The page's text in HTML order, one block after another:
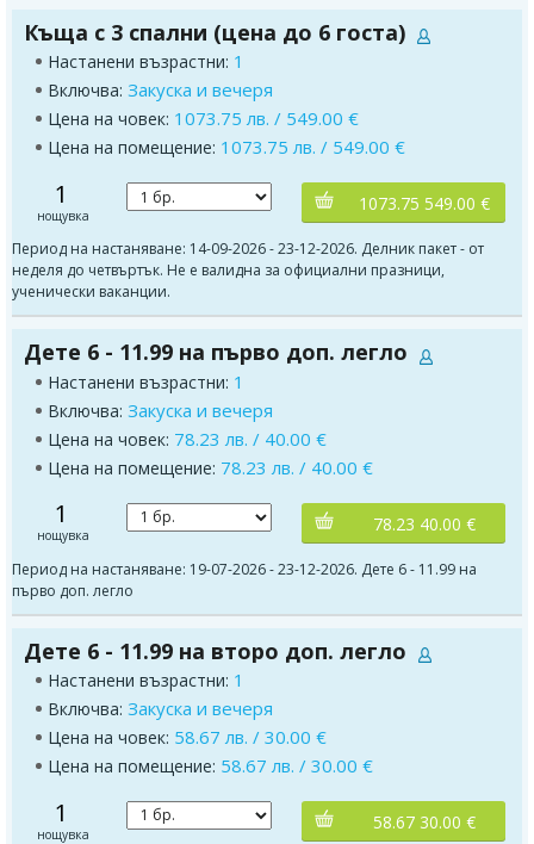
Къща с 3 спални (цена до 6 госта)
Настанени възрастни: 1
Включва: Закуска и вечеря
Цена на човек: 1073.75 лв. / 549.00 €
Цена на помещение: 1073.75 лв. / 549.00 €
1
нощувка
1073.75 549.00 €
Период на настаняване: 14-09-2026 - 23-12-2026. Делник пакет - от
неделя до четвъртък. Не е валидна за официални празници,
ученически ваканции.
Дете 6 - 11.99 на първо доп. легло
Настанени възрастни: 1
Включва: Закуска и вечеря
Цена на човек: 78.23 лв. / 40.00 €
Цена на помещение: 78.23 лв. / 40.00 €
1
нощувка
78.23 40.00 €
Период на настаняване: 19-07-2026 - 23-12-2026. Дете 6 - 11.99 на
първо доп. легло
Дете 6 - 11.99 на второ доп. легло
Настанени възрастни: 1
Включва: Закуска и вечеря
Цена на човек: 58.67 лв. / 30.00 €
Цена на помещение: 58.67 лв. / 30.00 €
1
нощувка
58.67 30.00 €